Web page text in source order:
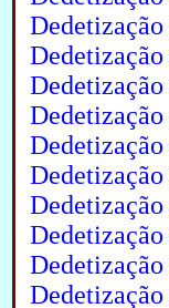
Dedetização